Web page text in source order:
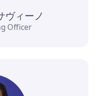
ヴィーノ
Officer